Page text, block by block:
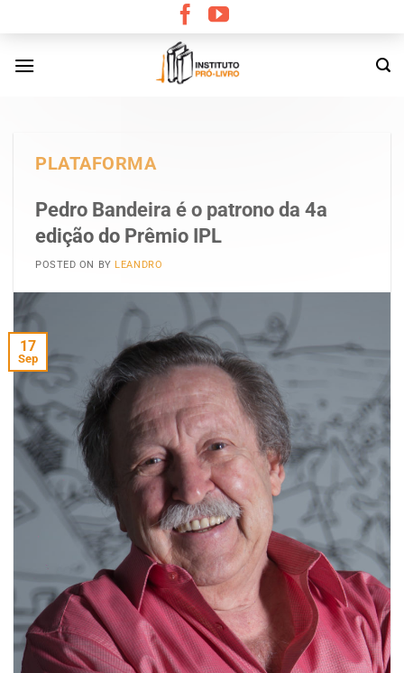
content
PLATAFORMA
Pedro Bandeira é o patrono da 4a
edição do Prêmio IPL
POSTED ON BY LEANDRO
17
Sep